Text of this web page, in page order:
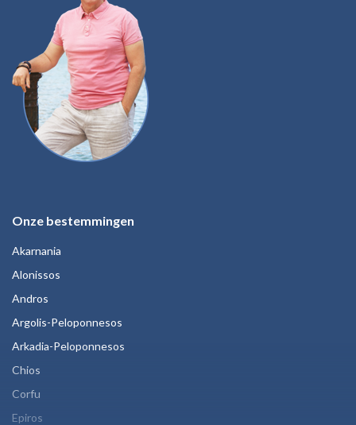
Onze bestemmingen
Akarnania
Alonissos
Andros
Argolis-Peloponnesos
Arkadia-Peloponnesos
Chios
Corfu
Epiros